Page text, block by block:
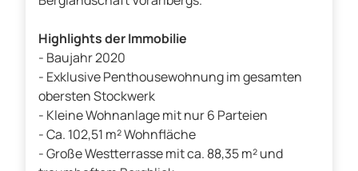
Highlights der Immobilie
- Baujahr 2020
- Exklusive Penthousewohnung im gesamten
obersten Stockwerk
- Kleine Wohnanlage mit nur 6 Parteien
- Ca. 102,51 m² Wohnfläche
- Große Westterrasse mit ca. 88,35 m² und